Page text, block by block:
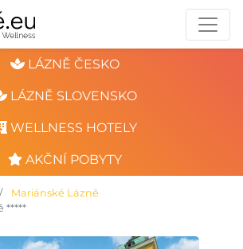
LÁZNĚ ČESKO
LÁZNĚ SLOVENSKO
WELLNESS HOTELY
AKČNÍ POBYTY
Mariánské Lázně
*****